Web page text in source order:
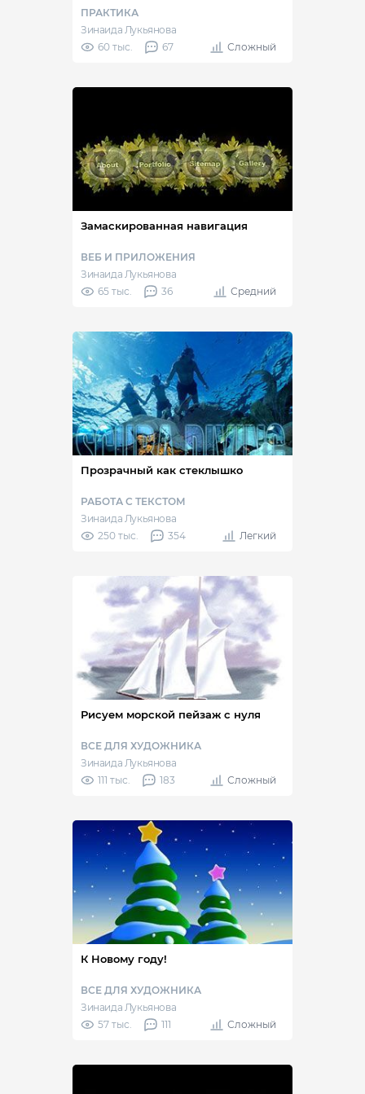
ПРАКТИКА
Зинаида Лукьянова
60 тыс.
67 Сложный
Замаскированная навигация
ВЕБ И ПРИЛОЖЕНИЯ
Зинаида Лукьянова
65 тыс.
36 Средний
Прозрачный как стеклышко
РАБОТА С ТЕКСТОМ
Зинаида Лукьянова
250 тыс.
354 Легкий
Рисуем морской пейзаж с нуля
ВСЕ ДЛЯ ХУДОЖНИКА
Зинаида Лукьянова
111 тыс.
183 Сложный
К Новому году!
ВСЕ ДЛЯ ХУДОЖНИКА
Зинаида Лукьянова
57 тыс.
111 Сложный